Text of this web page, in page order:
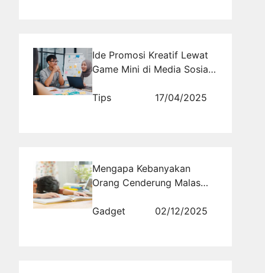
Ide Promosi Kreatif Lewat
Game Mini di Media Sosial
Tips
17/04/2025
Mengapa Kebanyakan
Orang Cenderung Malas
Gadget
02/12/2025